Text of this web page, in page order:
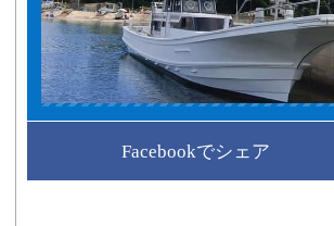
Facebookでシェア